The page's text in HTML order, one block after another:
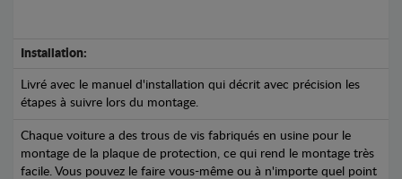
Installation:
Livré avec le manuel d'installation qui décrit avec précision les
étapes à suivre lors du montage.
Chaque voiture a des trous de vis fabriqués en usine pour le
montage de la plaque de protection, ce qui rend le montage très
facile. Vous pouvez le faire vous-même ou à n'importe quel point